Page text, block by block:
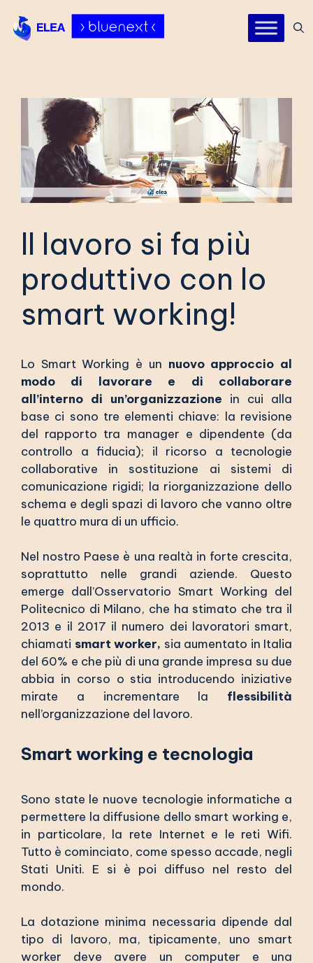
contenuto
Il lavoro si fa più
produttivo con lo
smart working!
Lo Smart Working è un nuovo approccio al
modo di lavorare e di collaborare
all’interno di un’organizzazione in cui alla
base ci sono tre elementi chiave: la revisione
del rapporto tra manager e dipendente (da
controllo a fiducia); il ricorso a tecnologie
collaborative in sostituzione ai sistemi di
comunicazione rigidi; la riorganizzazione dello
schema e degli spazi di lavoro che vanno oltre
le quattro mura di un ufficio.
Nel nostro Paese è una realtà in forte crescita,
soprattutto nelle grandi aziende. Questo
emerge dall’Osservatorio Smart Working del
Politecnico di Milano, che ha stimato che tra il
2013 e il 2017 il numero dei lavoratori smart,
chiamati smart worker, sia aumentato in Italia
del 60% e che più di una grande impresa su due
abbia in corso o stia introducendo iniziative
mirate a incrementare la flessibilità
nell’organizzazione del lavoro.
Smart working e tecnologia
Sono state le nuove tecnologie informatiche a
permettere la diffusione dello smart working e,
in particolare, la rete Internet e le reti Wifi.
Tutto è cominciato, come spesso accade, negli
Stati Uniti. E si è poi diffuso nel resto del
mondo.
La dotazione minima necessaria dipende dal
tipo di lavoro, ma, tipicamente, uno smart
worker deve avere un computer e una